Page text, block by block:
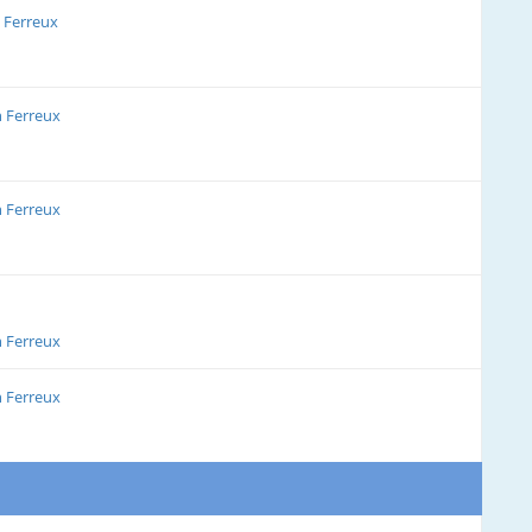
Ferreux
Ferreux
Ferreux
Ferreux